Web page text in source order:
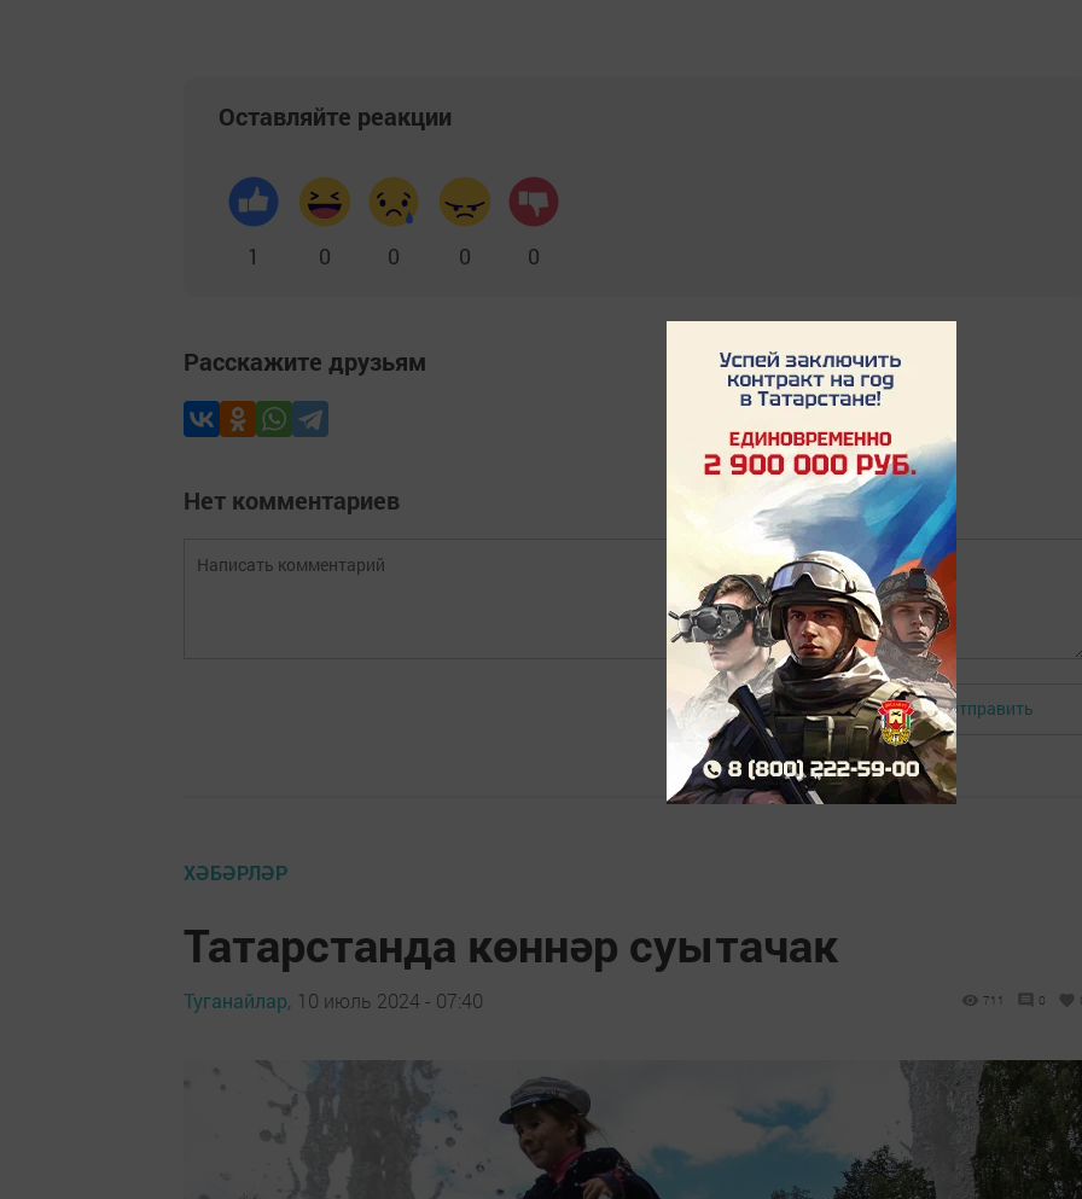
Оставляйте реакции
1 0 0 0 0
Расскажите друзьям
Нет комментариев
Авторизоваться Отправить
ХӘБӘРЛӘР
Татарстанда көннәр суытачак
Туганайлар, 10 июль 2024 - 07:40 711 0